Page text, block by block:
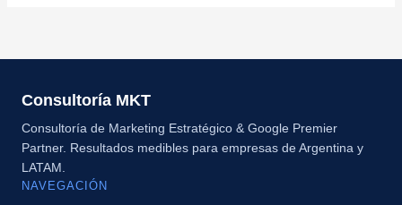
Consultoría MKT
Consultoría de Marketing Estratégico & Google Premier
Partner. Resultados medibles para empresas de Argentina y
LATAM.
NAVEGACIÓN